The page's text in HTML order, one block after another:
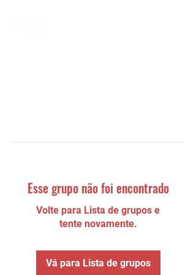
Esse grupo não foi encontrado
Volte para Lista de grupos e
tente novamente.
Vá para Lista de grupos